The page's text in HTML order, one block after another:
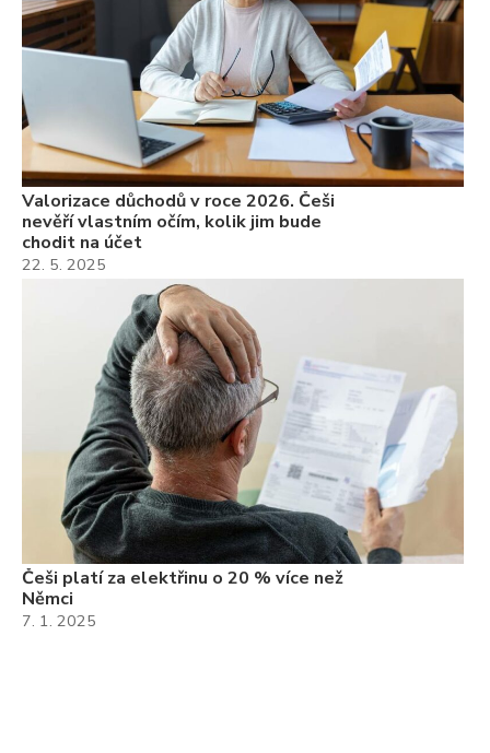
Valorizace důchodů v roce 2026. Češi
nevěří vlastním očím, kolik jim bude
chodit na účet
22. 5. 2025
Češi platí za elektřinu o 20 % více než
Němci
7. 1. 2025